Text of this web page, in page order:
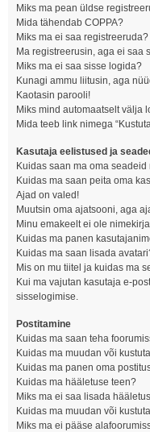
Miks ma pean üldse
Mida tähendab COPPA?
Miks ma ei saa registreeruda?
Ma registreerusin, aga ei saa
Miks ma ei saa sisse logida?
Kunagi ammu liitusin, aga
Kaotasin parooli!
Miks mind automaatselt välja
Mida teeb link nimega
Kasutaja eelistused ja
Kuidas saan ma oma seadeid
Kuidas ma saan peita oma
Ajad on valed!
Muutsin oma ajatsooni, aga
Minu emakeelt ei ole
Kuidas ma panen
Kuidas ma saan lisada
Mis on mu tiitel ja kuidas ma
Kui ma vajutan kasutaja e-
sisselogimise.
Postitamine
Kuidas ma saan teha
Kuidas ma muudan või
Kuidas ma panen oma
Kuidas ma hääletuse teen?
Miks ma ei saa lisada
Kuidas ma muudan või
Miks ma ei pääse